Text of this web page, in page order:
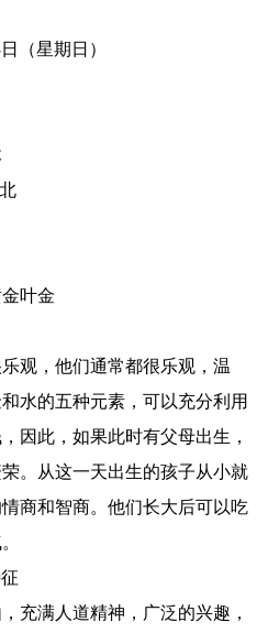
（星期日）
叶金
观，他们通常都很乐观，温
水的五种元素，可以充分利用
因此，如果此时有父母出生，
。从这一天出生的孩子从小就
商和智商。他们长大后可以吃
充满人道精神，广泛的兴趣，